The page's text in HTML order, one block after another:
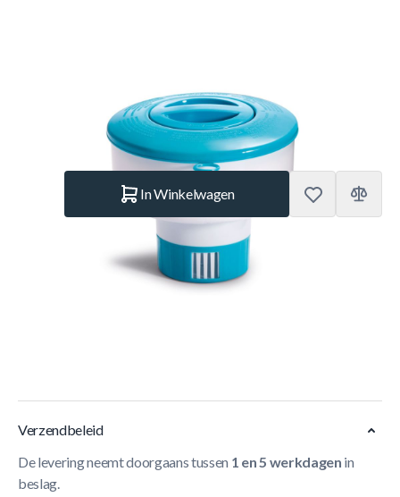
INTEX.29041 Merk:Intex
Op voorraad
In Winkelwagen
Korte Beschrijving
Verzendbeleid
De levering neemt doorgaans tussen 1 en 5 werkdagen in
beslag.